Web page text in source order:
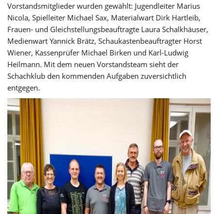
Vorstandsmitglieder wurden gewählt: Jugendleiter Marius
Nicola, Spielleiter Michael Sax, Materialwart Dirk Hartleib,
Frauen- und Gleichstellungsbeauftragte Laura Schalkhäuser,
Medienwart Yannick Brätz, Schaukastenbeauftragter Horst
Wiener, Kassenprüfer Michael Birken und Karl-Ludwig
Heilmann. Mit dem neuen Vorstandsteam sieht der
Schachklub den kommenden Aufgaben zuversichtlich
entgegen.